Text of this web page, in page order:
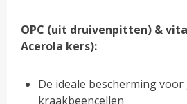
OPC (uit druivenpitten) &
Acerola kers):
De ideale bescherming
kraakbeencellen